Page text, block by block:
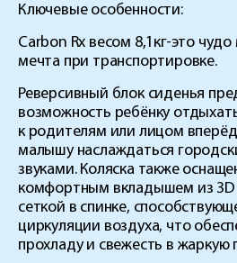
Ключевые особенности:
Carbon Rx весом 8,1кг-это
мечта при транспортировке.
Реверсивный блок сиденья
возможность ребёнку
к родителям или лицом
малышу наслаждаться
звуками. Коляска также
комфортным вкладышем из
сеткой в спинке,
циркуляции воздуха, что
прохладу и свежесть в жаркую